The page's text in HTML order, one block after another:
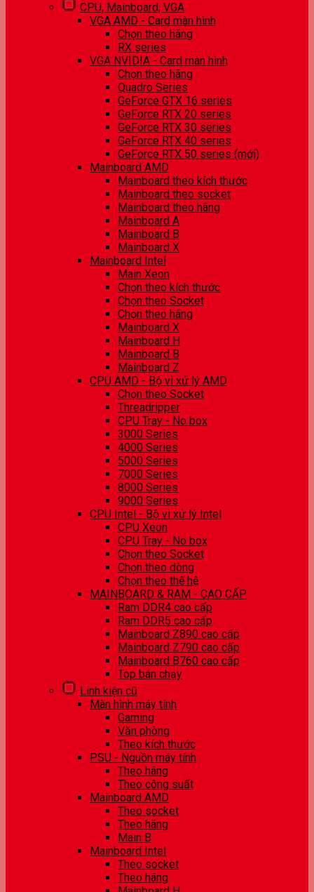
CPU, Mainboard, VGA
VGA AMD - Card màn hình
Chọn theo hãng
RX series
VGA NVIDIA - Card màn hình
Chọn theo hãng
Quadro Series
GeForce GTX 16 series
GeForce RTX 20 series
GeForce RTX 30 series
GeForce RTX 40 series
GeForce RTX 50 series (mới)
Mainboard AMD
Mainboard theo kích thước
Mainboard theo socket
Mainboard theo hãng
Mainboard A
Mainboard B
Mainboard X
Mainboard Intel
Main Xeon
Chọn theo kích thước
Chọn theo Socket
Chọn theo hãng
Mainboard X
Mainboard H
Mainboard B
Mainboard Z
CPU AMD - Bộ vi xử lý AMD
Chọn theo Socket
Threadripper
CPU Tray - No box
3000 Series
4000 Series
5000 Series
7000 Series
8000 Series
9000 Series
CPU Intel - Bộ vi xử lý Intel
CPU Xeon
CPU Tray - No box
Chọn theo Socket
Chọn theo dòng
Chọn theo thế hệ
MAINBOARD & RAM - CAO CẤP
Ram DDR4 cao cấp
Ram DDR5 cao cấp
Mainboard Z890 cao cấp
Mainboard Z790 cao cấp
Mainboard B760 cao cấp
Top bán chạy
Linh kiện cũ
Màn hình máy tính
Gaming
Văn phòng
Theo kích thước
PSU - Nguồn máy tính
Theo hãng
Theo công suất
Mainboard AMD
Theo socket
Theo hãng
Main B
Mainboard Intel
Theo socket
Theo hãng